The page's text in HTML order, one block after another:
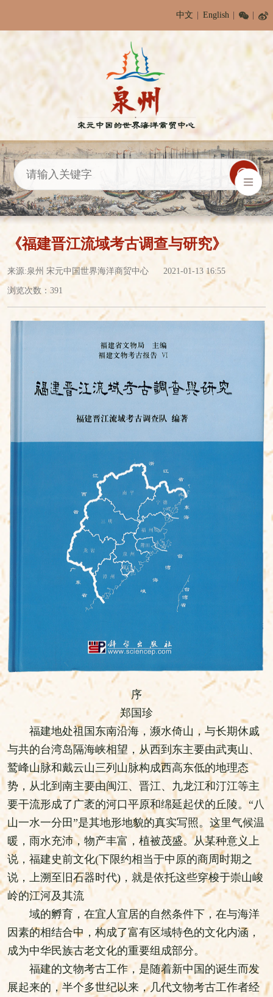
中文 English
《福建晋江流域考古调查与研究》
来源:泉州 宋元中国世界海洋商贸中心 2021-01-13 16:55
浏览次数： 391
序
郑国珍
福建地处祖国东南沿海，濒水倚山，与长期休戚
与共的台湾岛隔海峡相望，从西到东主要由武夷山、
鹫峰山脉和戴云山三列山脉构成西高东低的地理态
势，从北到南主要由闽江、晋江、九龙江和汀江等主
要干流形成了广袤的河口平原和绵延起伏的丘陵。“八
山一水一分田”是其地形地貌的真实写照。这里气候温
暖，雨水充沛，物产丰富，植被茂盛。从某种意义上
说，福建史前文化(下限约相当于中原的商周时期之
说，上溯至旧石器时代)，就是依托这些穿梭于崇山峻
岭的江河及其流
域的孵育，在宜人宜居的自然条件下，在与海洋
因素的相结合中，构成了富有区域特色的文化内涵，
成为中华民族古老文化的重要组成部分。
福建的文物考古工作，是随着新中国的诞生而发
展起来的，半个多世纪以来，几代文物考古工作者经